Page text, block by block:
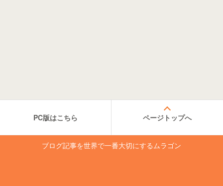
PC版はこちら ページトップへ
ブログ記事を世界で一番大切にするムラゴン